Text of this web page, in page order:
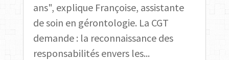
ans", explique Françoise, assistante
de soin en gérontologie. La CGT
demande : la reconnaissance des
responsabilités envers les...